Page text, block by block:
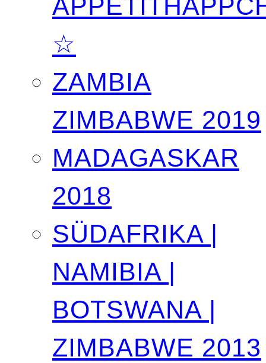
☆
ZAMBIA
ZIMBABWE 2019
MADAGASKAR
2018
SÜDAFRIKA |
NAMIBIA |
BOTSWANA |
ZIMBABWE 2013